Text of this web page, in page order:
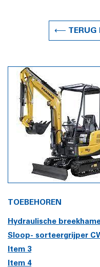
⟵ TERUG
TOEBEHOREN
Hydraulische
Sloop- sorteergrijper
Item 3
Item 4